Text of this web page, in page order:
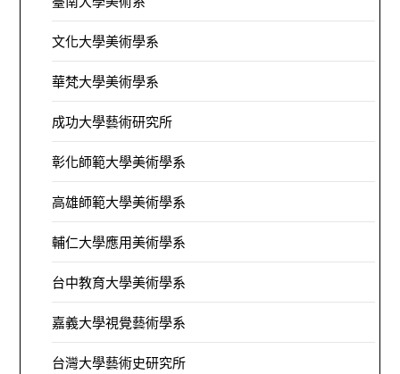
文化大學美術學系
華梵大學美術學系
成功大學藝術研究所
彰化師範大學美術學系
高雄師範大學美術學系
輔仁大學應用美術學系
台中教育大學美術學系
嘉義大學視覺藝術學系
台灣大學藝術史研究所